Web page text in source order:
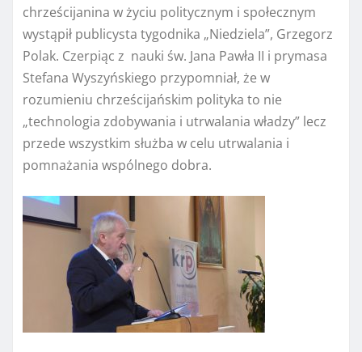
chrześcijanina w życiu politycznym i społecznym
wystąpił publicysta tygodnika „Niedziela”, Grzegorz
Polak. Czerpiąc z nauki św. Jana Pawła II i prymasa
Stefana Wyszyńskiego przypomniał, że w
rozumieniu chrześcijańskim polityka to nie
„technologia zdobywania i utrwalania władzy” lecz
przede wszystkim służba w celu utrwalania i
pomnażania wspólnego dobra.